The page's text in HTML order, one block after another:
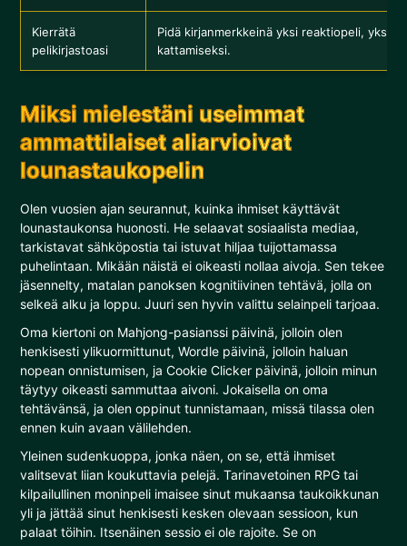
Kierrätä
pelikirjastoasi
Pidä kirjanmerkkeinä yksi reaktiopeli, yksi
kattamiseksi.
Miksi mielestäni useimmat
ammattilaiset aliarvioivat
lounastaukopelin
Olen vuosien ajan seurannut, kuinka ihmiset käyttävät
lounastaukonsa huonosti. He selaavat sosiaalista mediaa,
tarkistavat sähköpostia tai istuvat hiljaa tuijottamassa
puhelintaan. Mikään näistä ei oikeasti nollaa aivoja. Sen tekee
jäsennelty, matalan panoksen kognitiivinen tehtävä, jolla on
selkeä alku ja loppu. Juuri sen hyvin valittu selainpeli tarjoaa.
Oma kiertoni on Mahjong-pasianssi päivinä, jolloin olen
henkisesti ylikuormittunut, Wordle päivinä, jolloin haluan
nopean onnistumisen, ja Cookie Clicker päivinä, jolloin minun
täytyy oikeasti sammuttaa aivoni. Jokaisella on oma
tehtävänsä, ja olen oppinut tunnistamaan, missä tilassa olen
ennen kuin avaan välilehden.
Yleinen sudenkuoppa, jonka näen, on se, että ihmiset
valitsevat liian koukuttavia pelejä. Tarinavetoinen RPG tai
kilpailullinen moninpeli imaisee sinut mukaansa taukoikkunan
yli ja jättää sinut henkisesti kesken olevaan sessioon, kun
palaat töihin. Itsenäinen sessio ei ole rajoite. Se on